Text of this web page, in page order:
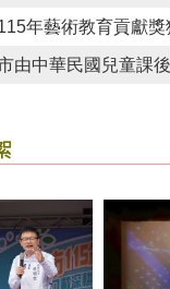
年藝術教育貢獻
由中華民國兒童課